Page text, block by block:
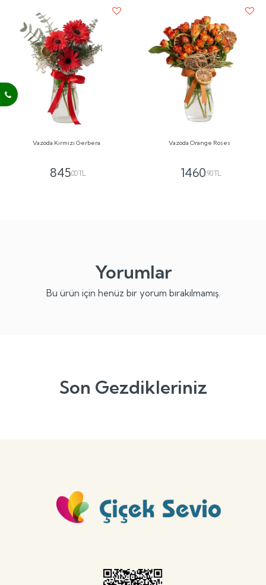
Vazoda Kırmızı Gerbera
845,00 TL
Vazoda Orange Roses
1460,90 TL
Yorumlar
Bu ürün için henüz bir yorum bırakılmamış.
Son Gezdikleriniz